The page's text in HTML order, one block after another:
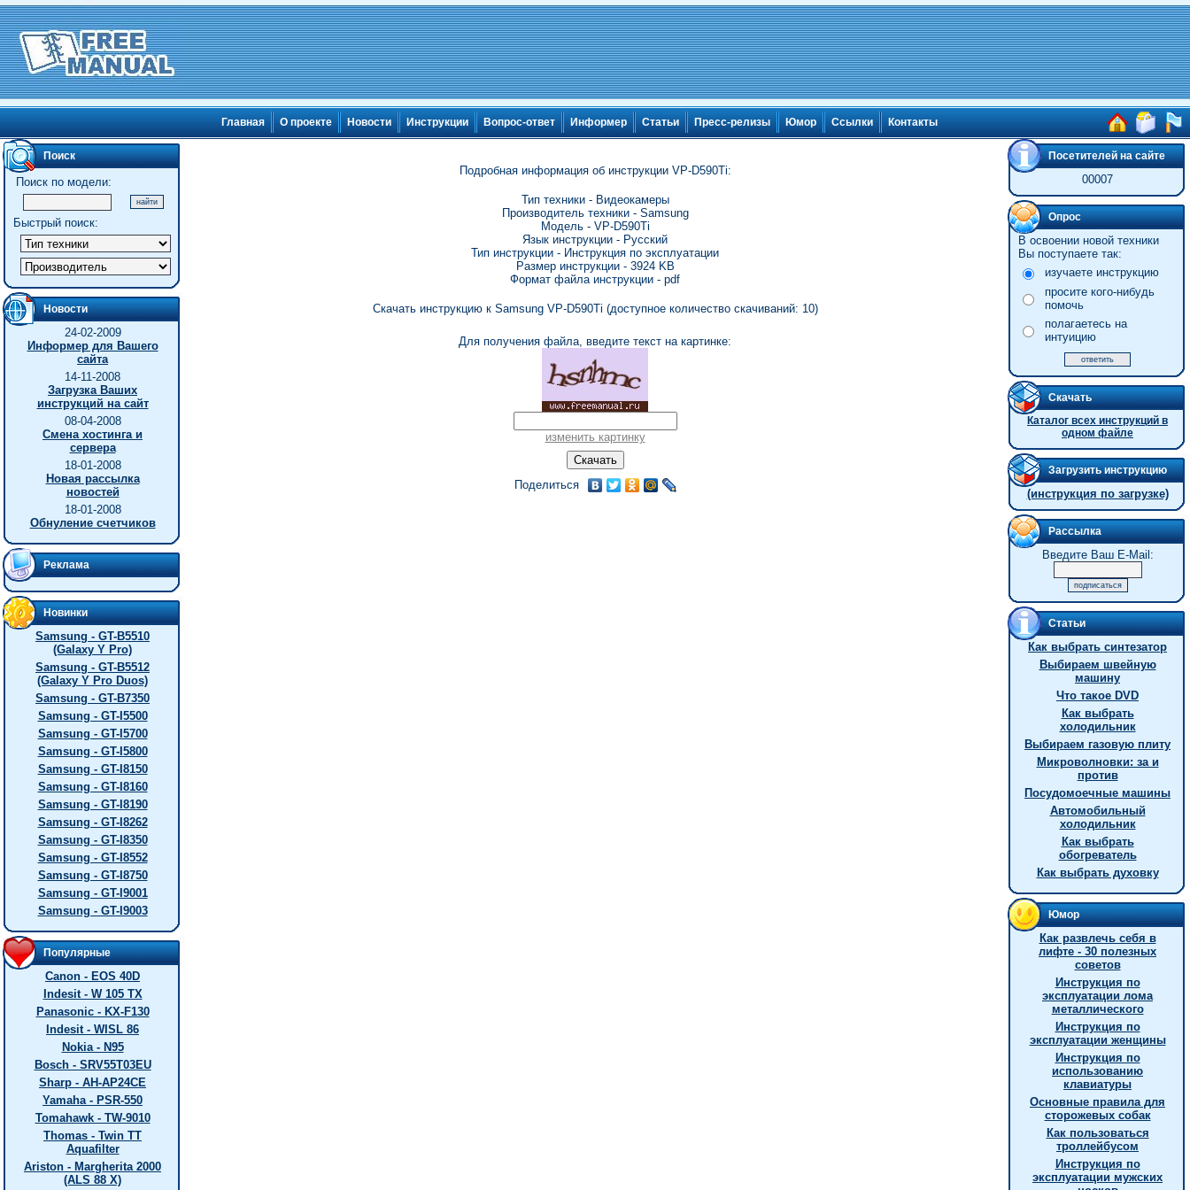
Главная О проекте Новости Инструкции Вопрос-ответ Информер Статьи Пресс-релизы Юмор Ссылки Контакты
Поиск
Поиск по модели:
Быстрый поиск:
Новости
24-02-2009
Информер для Вашего
сайта
14-11-2008
Загрузка Ваших
инструкций на сайт
08-04-2008
Смена хостинга и
сервера
18-01-2008
Новая рассылка
новостей
18-01-2008
Обнуление счетчиков
Реклама
Новинки
Samsung - GT-B5510
(Galaxy Y Pro)
Samsung - GT-B5512
(Galaxy Y Pro Duos)
Samsung - GT-B7350
Samsung - GT-I5500
Samsung - GT-I5700
Samsung - GT-I5800
Samsung - GT-I8150
Samsung - GT-I8160
Samsung - GT-I8190
Samsung - GT-I8262
Samsung - GT-I8350
Samsung - GT-I8552
Samsung - GT-I8750
Samsung - GT-I9001
Samsung - GT-I9003
Популярные
Canon - EOS 40D
Indesit - W 105 TX
Panasonic - KX-F130
Indesit - WISL 86
Nokia - N95
Bosch - SRV55T03EU
Sharp - AH-AP24CE
Yamaha - PSR-550
Tomahawk - TW-9010
Thomas - Twin TT
Aquafilter
Ariston - Margherita 2000
(ALS 88 X)
Подробная информация об инструкции VP-D590Ti:
Тип техники - Видеокамеры
Производитель техники - Samsung
Модель - VP-D590Ti
Язык инструкции - Русский
Тип инструкции - Инструкция по эксплуатации
Размер инструкции - 3924 KB
Формат файла инструкции - pdf
Скачать инструкцию к Samsung VP-D590Ti (доступное количество скачиваний: 10)
Для получения файла, введите текст на картинке:
изменить картинку
Поделиться
Посетителей на сайте
00007
Опрос
В освоении новой техники
Вы поступаете так:
изучаете инструкцию
просите кого-нибудь
помочь
полагаетесь на
интуицию
Скачать
Каталог всех инструкций в
одном файле
Загрузить инструкцию
(инструкция по загрузке)
Рассылка
Введите Ваш E-Mail:
Статьи
Как выбрать синтезатор
Выбираем швейную
машину
Что такое DVD
Как выбрать
холодильник
Выбираем газовую плиту
Микроволновки: за и
против
Посудомоечные машины
Автомобильный
холодильник
Как выбрать
обогреватель
Как выбрать духовку
Юмор
Как развлечь себя в
лифте - 30 полезных
советов
Инструкция по
эксплуатации лома
металлического
Инструкция по
эксплуатации женщины
Инструкция по
использованию
клавиатуры
Основные правила для
сторожевых собак
Как пользоваться
троллейбусом
Инструкция по
эксплуатации мужских